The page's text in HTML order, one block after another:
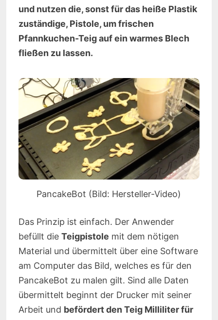
und nutzen die, sonst für das heiße Plastik
zuständige, Pistole, um frischen
Pfannkuchen-Teig auf ein warmes Blech
fließen zu lassen.
PancakeBot (Bild: Hersteller-Video)
Das Prinzip ist einfach. Der Anwender
befüllt die Teigpistole mit dem nötigen
Material und übermittelt über eine Software
am Computer das Bild, welches es für den
PancakeBot zu malen gilt. Sind alle Daten
übermittelt beginnt der Drucker mit seiner
Arbeit und befördert den Teig Milliliter für